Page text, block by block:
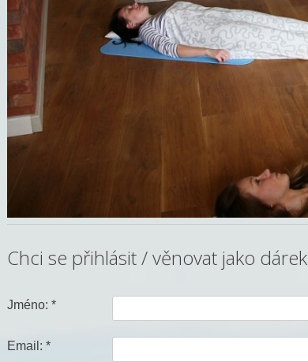
Chci se přihlásit / věnovat jako dárek
Jméno: *
Email: *